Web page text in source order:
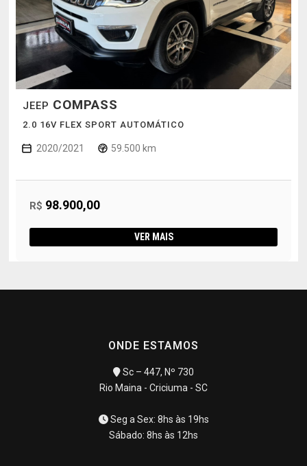
JEEP COMPASS
2.0 16V FLEX SPORT AUTOMÁTICO
2020/2021 59.500 km
R$ 98.900,00
VER MAIS
ONDE ESTAMOS
Sc – 447, Nº 730
Rio Maina - Criciuma - SC
Seg a Sex: 8hs às 19hs
Sábado: 8hs às 12hs